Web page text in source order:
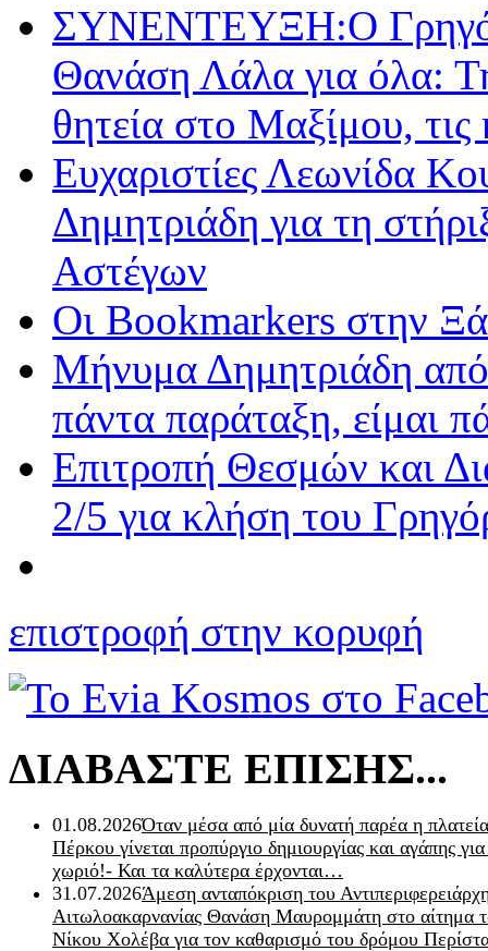
ΣΥΝΕΝΤΕΥΞΗ:O
Θανάση Λάλα για όλα:
θητεία στο Μαξίμου, τις
Ευχαριστίες Λεωνίδα
Δημητριάδη για τη
Αστέγων
Οι Bookmarkers στην
Μήνυμα Δημητριάδη
πάντα παράταξη, είμαι
Επιτροπή Θεσμών και
2/5 για κλήση του
επιστροφή στην κορυφή
ΔΙΑΒΑΣΤΕ ΕΠΙΣΗΣ...
01.08.2026Όταν μέσα από μία δυνατή παρέα η
Πέρκου γίνεται προπύργιο δημιουργίας και αγάπης
χωριό!- Και τα καλύτερα έρχονται…
31.07.2026Άμεση ανταπόκριση του
Αιτωλοακαρνανίας Θανάση Μαυρομμάτη στο αίτημα
Νίκου Χολέβα για τον καθαρισμό του δρόμου